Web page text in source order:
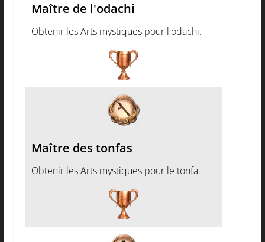
Maître de l'odachi
Obtenir les Arts mystiques pour l'odachi.
Maître des tonfas
Obtenir les Arts mystiques pour le tonfa.